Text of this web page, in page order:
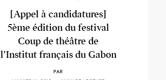
[Appel à candidatures]
5ème édition du festival
Coup de théâtre de
l’Institut français du Gabon
PAR